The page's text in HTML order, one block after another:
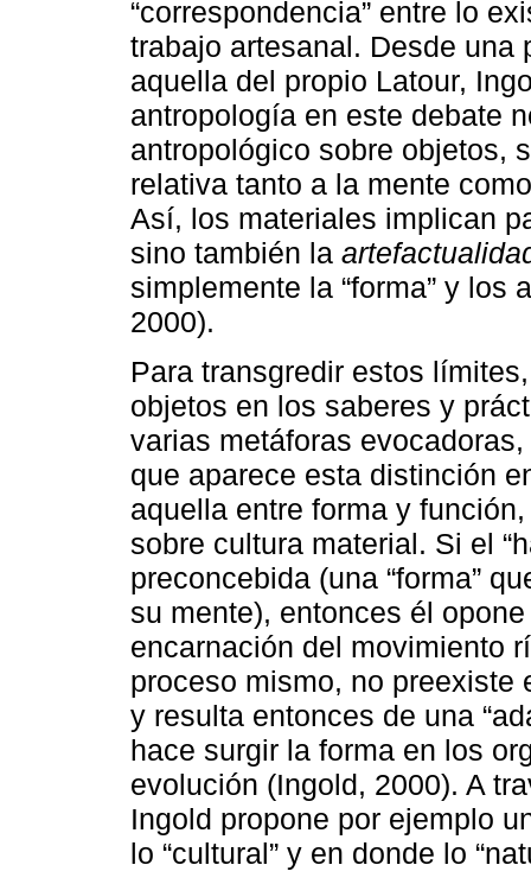
“correspondencia” entre lo
trabajo artesanal. Desde una
aquella del propio Latour,
antropología en este debate
antropológico sobre objetos,
relativa tanto a la mente
Así, los materiales implican
sino también la
simplemente la “forma” y los
2000).
Para transgredir estos
objetos en los saberes y
varias metáforas
que aparece esta distinción
aquella entre forma y
sobre cultura material. Si el
preconcebida (una “forma”
su mente), entonces él
encarnación del movimiento
proceso mismo, no preexiste
y resulta entonces de una
hace surgir la forma en los
evolución (Ingold, 2000). A
Ingold propone por ejemplo
lo “cultural” y en donde lo